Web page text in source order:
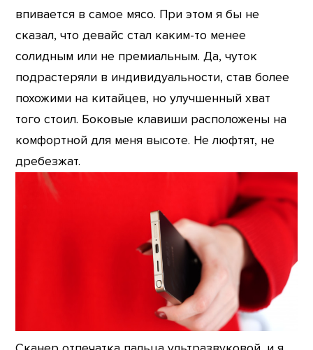
впивается в самое мясо. При этом я бы не
сказал, что девайс стал каким-то менее
солидным или не премиальным. Да, чуток
подрастеряли в индивидуальности, став более
похожими на китайцев, но улучшенный хват
того стоил. Боковые клавиши расположены на
комфортной для меня высоте. Не люфтят, не
дребезжат.